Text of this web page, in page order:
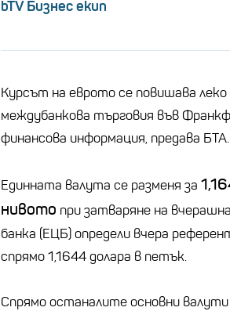
bTV Бизнес екип
Курсът на еврото се повишава
междубанкова търговия във
финансова информация, предава БТА.
Единната валута се разменя за
нивото при затваряне на
банка (ЕЦБ) определи вчера
спрямо 1,1644 долара в петък.
Спрямо останалите основни